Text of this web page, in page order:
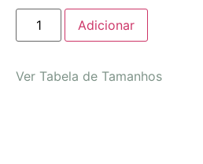
Adicionar
Ver Tabela de Tamanhos